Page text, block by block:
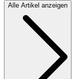
Alle Artikel anzeigen